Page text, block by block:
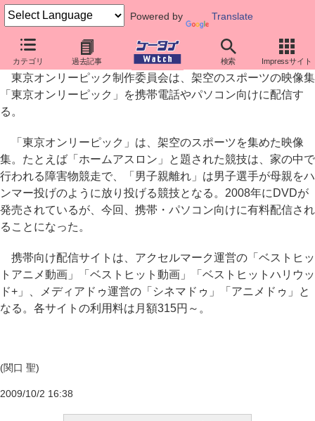
Powered by Translate
カテゴリ 過去記事 検索 Impressサイト
携帯向けに「東京オンリーピック」配信
東京オンリーピック制作委員会は、架空のスポーツの映像集
「東京オンリーピック」を携帯電話やパソコン向けに配信す
る。
「東京オンリーピック」は、架空のスポーツを集めた映像
集。たとえば「ホームアスロン」と題された競技は、家の中で
行われる障害物競走で、「男子親離れ」は男子選手が母親をハ
ンマー投げのように放り投げる競技となる。2008年にDVDが
発売されているが、今回、携帯・パソコン向けに有料配信され
ることになった。
携帯向け配信サイトは、アクセルマーク運営の「ベストヒッ
トアニメ動画」「ベストヒット動画」「ベストヒットハリウッ
ド+」、メディアドゥ運営の「シネマドゥ」「アニメドゥ」と
なる。各サイトの利用料は月額315円～。
(関口 聖)
2009/10/2 16:38